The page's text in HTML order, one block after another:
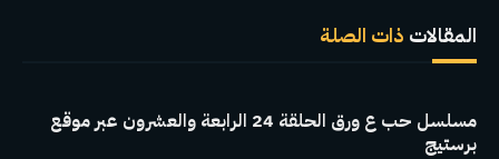
المقالات ذات الصلة
مسلسل حب ع ورق الحلقة 24 الرابعة والعشرون عبر موقع
برستيج